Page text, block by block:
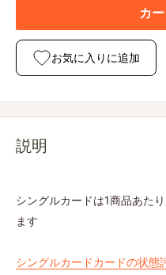
カ
お気に入りに追加
説明
シングルカードは1商品あた
ます
シングルカードカードの状態